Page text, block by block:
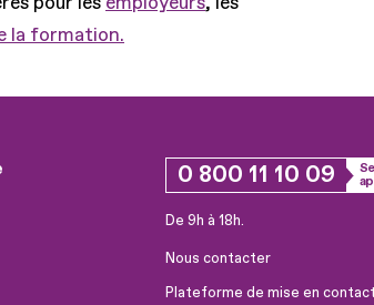
la formation.
0 800 11 10 09
De 9h à 18h.
Nous contacter
Plateforme de mise en